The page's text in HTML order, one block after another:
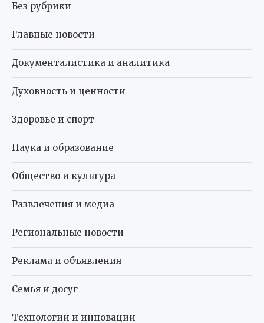
Без рубрики
Главные новости
Документалистика и аналитика
Духовность и ценности
Здоровье и спорт
Наука и образование
Общество и культура
Развлечения и медиа
Региональные новости
Реклама и объявления
Семья и досуг
Технологии и инновации